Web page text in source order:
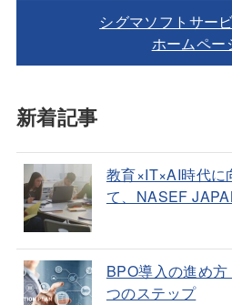
シグマソフトサー
ホームペー
新着記事
教育×IT×AI時代に
て、NASEF
BPO導入の進め
つのステップ